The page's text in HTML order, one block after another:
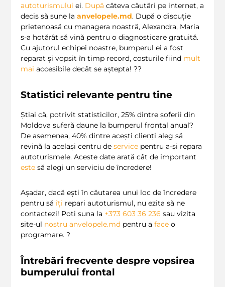
autoturismului ei. După câteva căutări pe internet, a
decis să sune la anvelopele.md. După o discuție
prietenoasă cu managera noastră, Alexandra, Maria
s-a hotărât să vină pentru o diagnosticare gratuită.
Cu ajutorul echipei noastre, bumperul ei a fost
reparat și vopsit în timp record, costurile fiind mult
mai accesibile decât se aștepta! ??
Statistici relevante pentru tine
Știai că, potrivit statisticilor, 25% dintre șoferii din
Moldova suferă daune la bumperul frontal anual?
De asemenea, 40% dintre acești clienți aleg să
revină la același centru de service pentru a-și repara
autoturismele. Aceste date arată cât de important
este să alegi un serviciu de încredere!
Așadar, dacă ești în căutarea unui loc de încredere
pentru să îți repari autoturismul, nu ezita să ne
contactezi! Poti suna la +373 603 36 236 sau vizita
site-ul nostru anvelopele.md pentru a face o
programare. ?
Întrebări frecvente despre vopsirea
bumperului frontal